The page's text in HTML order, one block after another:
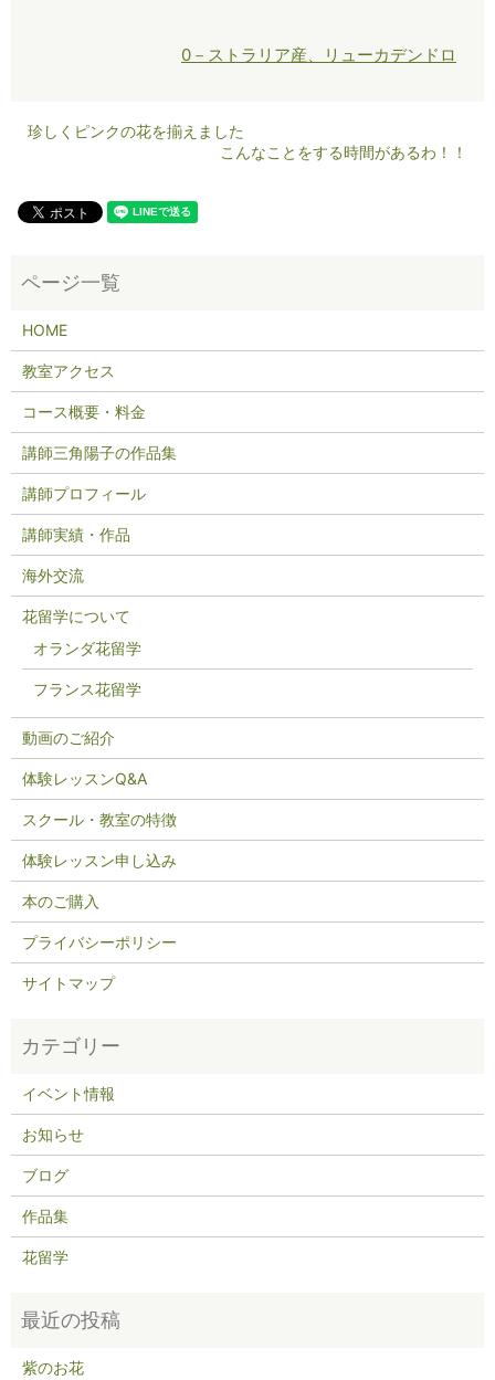
0－ストラリア産、リューカデンドロ
珍しくピンクの花を揃えました
こんなことをする時間があるわ！！
HOME
教室アクセス
コース概要・料金
講師三角陽子の作品集
講師プロフィール
講師実績・作品
海外交流
花留学について
オランダ花留学
フランス花留学
動画のご紹介
体験レッスンQ&A
スクール・教室の特徴
体験レッスン申し込み
本のご購入
プライバシーポリシー
サイトマップ
イベント情報
お知らせ
ブログ
作品集
花留学
紫のお花